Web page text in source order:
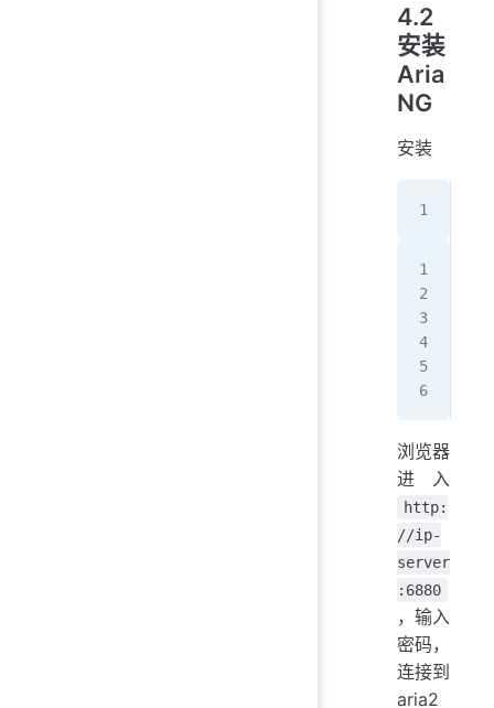
4.2
安装
Aria
NG
安装
浏览器
进入
http:
//ip-
server
:6880
，输入
密码，
连接到
aria2